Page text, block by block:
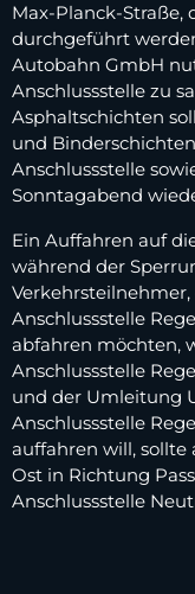
Max-Planck-Straße,
durchgeführt
Autobahn GmbH
Anschlussstelle zu
Asphaltschichten
und
Anschlussstelle
Sonntagabend
Ein Auffahren auf
während der
Anschlussstelle
abfahren möchten,
Anschlussstelle
und der Umleitung
Anschlussstelle
auffahren will, sollte
Ost in Richtung
Anschlussstelle